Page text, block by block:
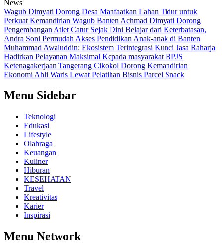
News
Wagub Dimyati Dorong Desa Manfaatkan Lahan Tidur untuk
Perkuat Kemandirian Wagub Banten Achmad Dimyati Dorong
Pengembangan Atlet Catur Sejak Dini Belajar dari Keterbatasan,
Andra Soni Permudah Akses Pendidikan Anak-anak di Banten
Muhammad Awaluddin: Ekosistem Terintegrasi Kunci Jasa Raharja
Hadirkan Pelayanan Maksimal Kepada masyarakat BPJS
Ketenagakerjaan Tangerang Cikokol Dorong Kemandirian
Ekonomi Ahli Waris Lewat Pelatihan Bisnis Parcel Snack
Menu Sidebar
Teknologi
Edukasi
Lifestyle
Olahraga
Keuangan
Kuliner
Hiburan
KESEHATAN
Travel
Kreativitas
Karier
Inspirasi
Menu Network